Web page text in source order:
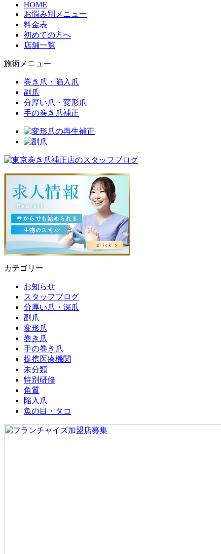
HOME
お悩み別メニュー
料金表
初めての方へ
店舗一覧
施術メニュー
巻き爪・陥入爪
副爪
分厚い爪・変形爪
手の巻き爪補正
カテゴリー
お知らせ
スタッフブログ
分厚い爪・深爪
副爪
変形爪
巻き爪
手の巻き爪
提携医療機関
未分類
特別研修
角質
陥入爪
魚の目・タコ